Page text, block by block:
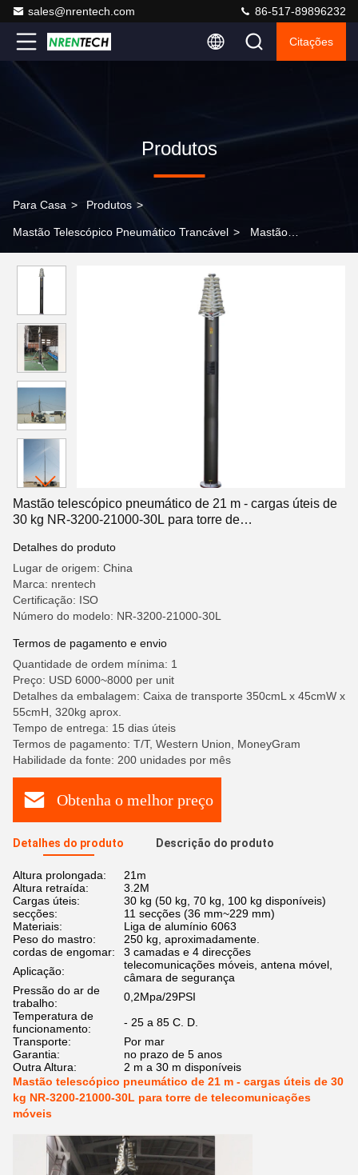
sales@nrentech.com 86-517-89896232
Citações
Produtos
Para Casa > Produtos >
Mastão Telescópico Pneumático Trancável > Mastão
3200-21000-30L para torre de telecomunicações móveis
Mastão telescópico pneumático de 21 m - cargas úteis de
30 kg NR-3200-21000-30L para torre de
Detalhes do produto
Lugar de origem: China
Marca: nrentech
Certificação: ISO
Número do modelo: NR-3200-21000-30L
Termos de pagamento e envio
Quantidade de ordem mínima: 1
Preço: USD 6000~8000 per unit
Detalhes da embalagem: Caixa de transporte 350cmL x 45cmW x
55cmH, 320kg aprox.
Tempo de entrega: 15 dias úteis
Termos de pagamento: T/T, Western Union, MoneyGram
Habilidade da fonte: 200 unidades por mês
Obtenha o melhor preço
Detalhes do produto Descrição do produto
Altura prolongada:
21m
Altura retraída:
3.2M
Cargas úteis:
30 kg (50 kg, 70 kg, 100 kg disponíveis)
secções:
11 secções (36 mm~229 mm)
Materiais:
Liga de alumínio 6063
Peso do mastro:
250 kg, aproximadamente.
cordas de engomar:
3 camadas e 4 direcções
Aplicação:
telecomunicações móveis, antena móvel,
câmara de segurança
Pressão do ar de
trabalho:
0,2Mpa/29PSI
Temperatura de
funcionamento:
- 25 a 85 C. D.
Transporte:
Por mar
Garantia:
no prazo de 5 anos
Outra Altura:
2 m a 30 m disponíveis
Mastão telescópico pneumático de 21 m - cargas úteis de 30
kg NR-3200-21000-30L para torre de telecomunicações
móveis